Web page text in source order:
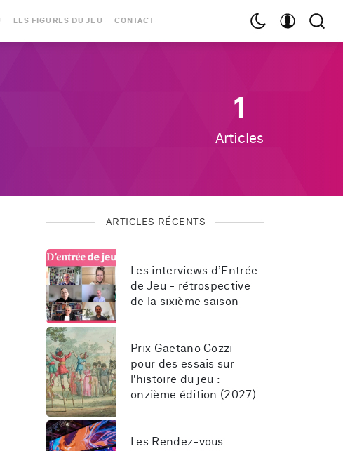
LES FIGURES DU JEU CONTACT
1
Articles
ARTICLES RÉCENTS
Les interviews d’Entrée
de Jeu - rétrospective
de la sixième saison
Prix Gaetano Cozzi
pour des essais sur
l'histoire du jeu :
onzième édition (2027)
Les Rendez-vous